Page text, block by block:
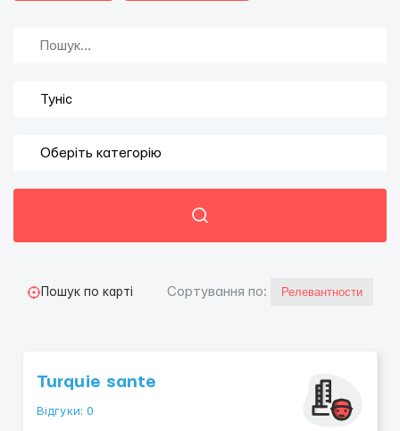
Пошук по карті Сортування по:
Turquie sante
Відгуки: 0